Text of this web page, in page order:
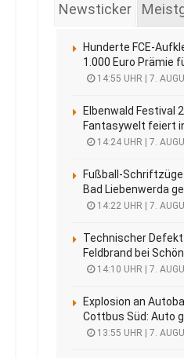
Newsticker
Hunderte FCE-
1.000 Euro Prämie
14:55 UHR | 7.
Elbenwald Festival
Fantasywelt feiert
14:24 UHR | 7.
Fußball-
Bad Liebenwerda
14:22 UHR | 7.
Technischer
Feldbrand bei
14:10 UHR | 7.
Explosion an
Cottbus Süd: Auto
13:55 UHR | 7.